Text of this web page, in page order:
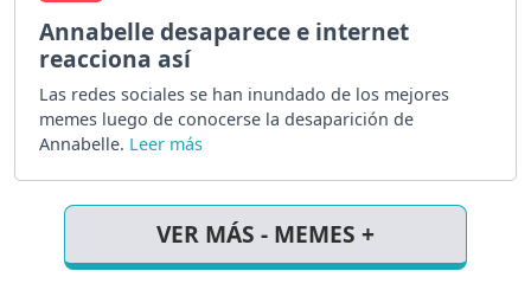
Annabelle desaparece e internet
reacciona así
Las redes sociales se han inundado de los mejores
memes luego de conocerse la desaparición de
Annabelle.
VER MÁS - MEMES +